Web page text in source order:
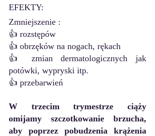
EFEKTY:
Zmniejszenie :
👍 rozstępów
👍 obrzęków na nogach, rękach
👍 zmian dermatologicznych jak
potówki, wypryski itp.
👍 przebarwień
W trzecim trymestrze ciąży
omijamy szczotkowanie brzucha,
aby poprzez pobudzenia krążenia